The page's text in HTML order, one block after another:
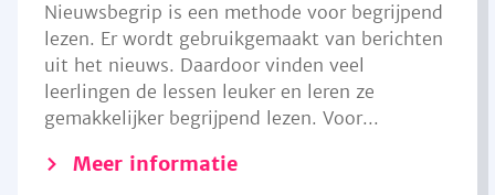
Nieuwsbegrip is een methode voor begrijpend
lezen. Er wordt gebruikgemaakt van berichten
uit het nieuws. Daardoor vinden veel
leerlingen de lessen leuker en leren ze
gemakkelijker begrijpend lezen. Voor...
Meer informatie